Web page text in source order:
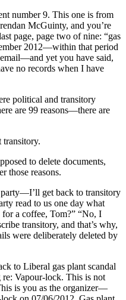
number 9. This one is from
McGuinty, and you’re
page, page two of nine: “gas
2012—within that period
yet you have said,
no records when I have
political and transitory
are 99 reasons—there are
transitory.
to delete documents,
those reasons.
get back to transitory
read to us one day what
for a coffee, Tom?” “No, I
transitory, and that’s why,
were deliberately deleted by
to Liberal gas plant scandal
re: Vapour-lock. This is not
is you as the organizer—